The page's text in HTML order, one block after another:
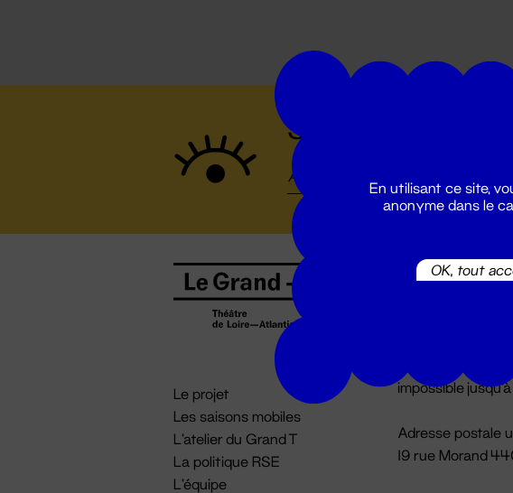
Suivez toutes les
Le projet
Les saisons mobiles
L'atelier du Grand T
La politique RSE
L'équipe
Billetterie
impossible
Adresse postale
19 rue Morand
En utilisant ce site,
anonyme dans le
OK, tout